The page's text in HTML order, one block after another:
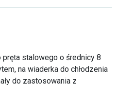
pręta stalowego o średnicy 8
na wiaderka do chłodzenia
do zastosowania z